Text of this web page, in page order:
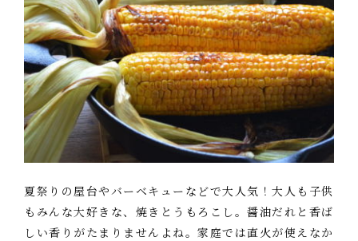
夏祭りの屋台やバーベキューなどで大人気！大人も子供
もみんな大好きな、焼きとうもろこし。醤油だれと香ば
しい香りがたまりませんよね。家庭では直火が使えなか